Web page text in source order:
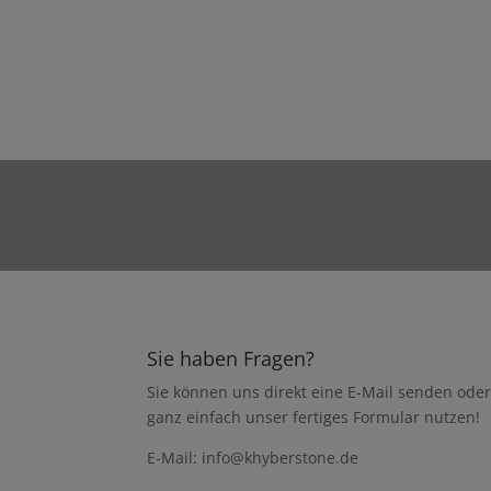
Sie haben Fragen?
Sie können uns direkt eine E-Mail senden oder
ganz einfach unser fertiges Formular nutzen!
E-Mail: info@khyberstone.de